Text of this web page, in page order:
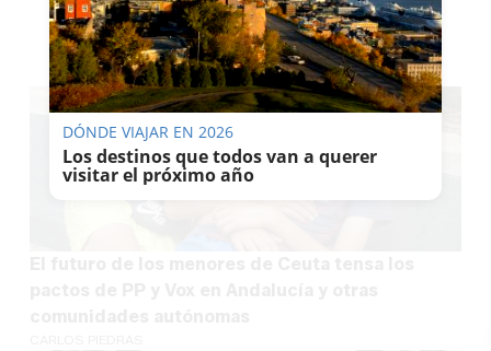
TE PUEDE INTERESAR
DÓNDE VIAJAR EN 2026
Los destinos que todos van a querer
visitar el próximo año